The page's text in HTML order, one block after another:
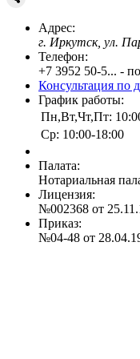
Адрес:
г. Иркутск, ул.
Телефон:
+7 3952 50-5... -
Консультация по
График работы:
Пн,Вт,Чт,Пт:
Ср: 10:00-18:00
Палата:
Нотариальная
Лицензия:
№002368 от
Приказ:
№04-48 от